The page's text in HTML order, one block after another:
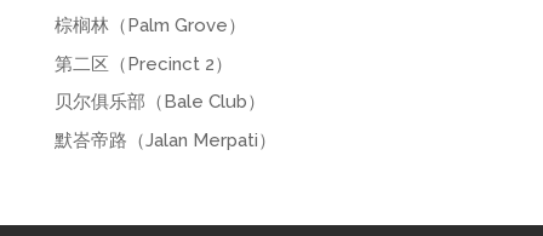
棕榈林（Palm Grove）
第二区（Precinct 2）
贝尔俱乐部（Bale Club）
默峇帝路（Jalan Merpati）